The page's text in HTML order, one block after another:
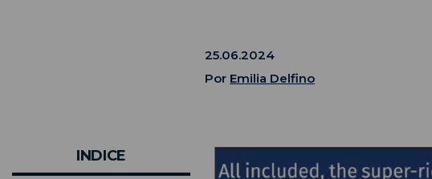
25.06.2024
Por Emilia Delfino
INDICE